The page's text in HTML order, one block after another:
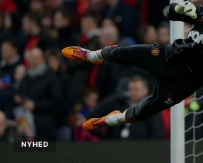
NYHED